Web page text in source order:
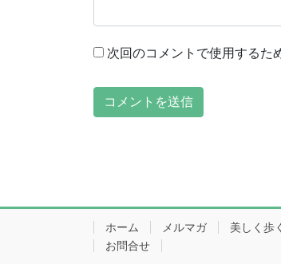
次回のコメントで使用するた
ホーム メルマガ 美しく歩
お問合せ